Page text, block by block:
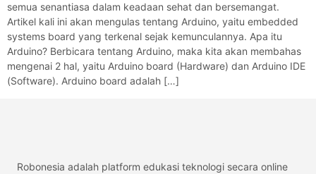
semua senantiasa dalam keadaan sehat dan bersemangat.
Artikel kali ini akan mengulas tentang Arduino, yaitu embedded
systems board yang terkenal sejak kemunculannya. Apa itu
Arduino? Berbicara tentang Arduino, maka kita akan membahas
mengenai 2 hal, yaitu Arduino board (Hardware) dan Arduino IDE
(Software). Arduino board adalah […]
Robonesia adalah platform edukasi teknologi secara online